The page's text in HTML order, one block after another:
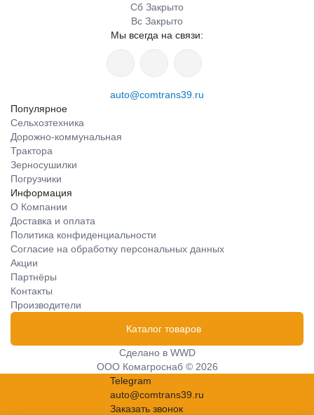
Сб Закрыто
Вс Закрыто
Мы всегда на связи:
auto@comtrans39.ru
Популярное
Сельхозтехника
Дорожно-коммунальная
Трактора
Зерносушилки
Погрузчики
Информация
О Компании
Доставка и оплата
Политика конфиденциальности
Согласие на обработку персональных данных
Акции
Партнёры
Контакты
Производители
Каталог товаров
Сделано в WWD
ООО Комагроснаб © 2026
Telegram
auto@comtrans39.ru
Заказать звонок